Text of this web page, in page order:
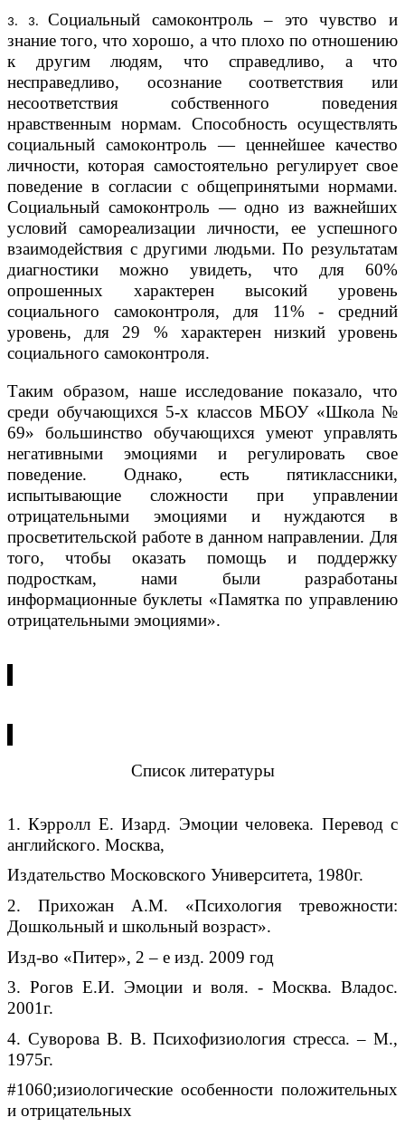
Социальный самоконтроль– это чувство и
знание того, что хорошо, а что плохо по отношению
к другим людям, что справедливо, а что
несправедливо, осознание соответствия или
несоответствия собственного поведения
нравственным нормам. Способность осуществлять
социальный самоконтроль — ценнейшее качество
личности, которая самостоятельно регулирует свое
поведение в согласии с общепринятыми нормами.
Социальный самоконтроль — одно из важнейших
условий самореализации личности, ее успешного
взаимодействия с другими людьми. По результатам
диагностики можно увидеть, что для 60%
опрошенных характерен высокий уровень
социального самоконтроля, для 11% - средний
уровень, для 29 % характерен низкий уровень
социального самоконтроля.
Таким образом, наше исследование показало, что
среди обучающихся 5-х классов МБОУ «Школа №
69» большинство обучающихся умеют управлять
негативными эмоциями и регулировать свое
поведение. Однако, есть пятиклассники,
испытывающие сложности при управлении
отрицательными эмоциями и нуждаются в
просветительской работе в данном направлении. Для
того, чтобы оказать помощь и поддержку
подросткам, нами были разработаны
информационные буклеты «Памятка по управлению
отрицательными эмоциями».
Список литературы
1. Кэрролл Е. Изард. Эмоции человека. Перевод с
английского. Москва,
Издательство Московского Университета, 1980г.
2. Прихожан А.М. «Психология тревожности:
Дошкольный и школьный возраст».
Изд-во «Питер», 2 – е изд. 2009 год
3. Рогов Е.И. Эмоции и воля. - Москва. Владос.
2001г.
4. Суворова В. В. Психофизиология стресса. – М.,
1975г.
#1060;изиологические особенности положительных
и отрицательных